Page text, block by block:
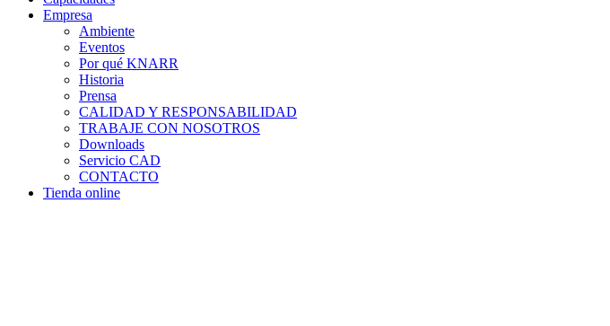
Empresa
Ambiente
Eventos
Por qué KNARR
Historia
Prensa
CALIDAD Y RESPONSABILIDAD
TRABAJE CON NOSOTROS
Downloads
Servicio CAD
CONTACTO
Tienda online